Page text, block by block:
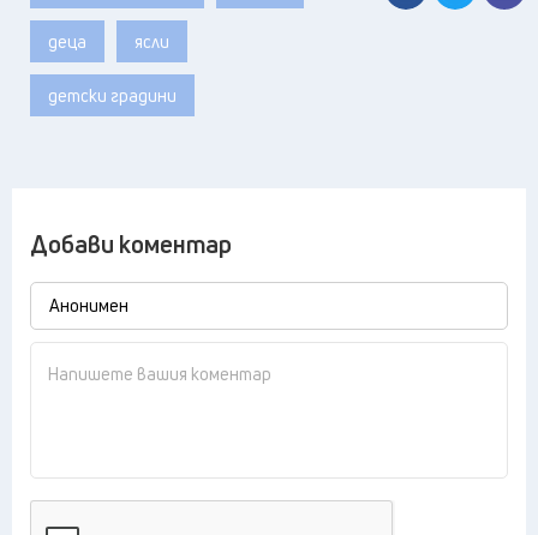
деца ясли
детски градини
Добави коментар